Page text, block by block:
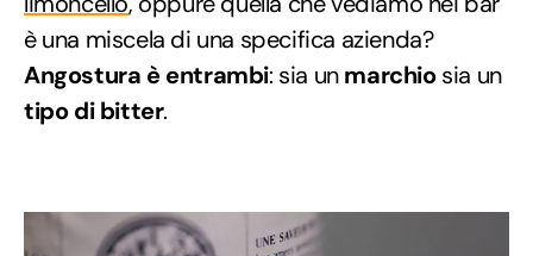
è una miscela di una specifica azienda?
Angostura è entrambi: sia unmarchiosia un
tipo di bitter.